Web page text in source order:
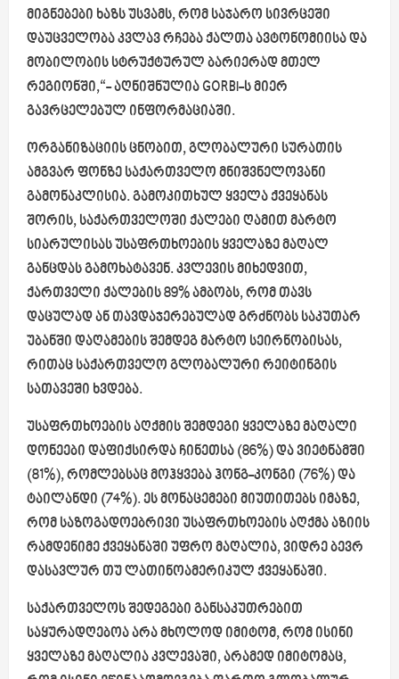
მიგნებები ხაზს უსვამს, რომ საჯარო სივრცეში
დაუცველობა კვლავ რჩება ქალთა ავტონომიისა და
მობილობის სტრუქტურულ ბარიერად მთელ
რეგიონში,“- აღნიშნულია GORBI-ს მიერ
გავრცელებულ ინფორმაციაში.
ორგანიზაციის ცნობით, გლობალური სურათის
ამგვარ ფონზე საქართველო მნიშვნელოვანი
გამონაკლისია. გამოკითხულ ყველა ქვეყანას
შორის, საქართველოში ქალები ღამით მარტო
სიარულისას უსაფრთხოების ყველაზე მაღალ
განცდას გამოხატავენ. კვლევის მიხედვით,
ქართველი ქალების 89% ამბობს, რომ თავს
დაცულად ან თავდაჯერებულად გრძნობს საკუთარ
უბანში დაღამების შემდეგ მარტო სეირნობისას,
რითაც საქართველო გლობალური რეიტინგის
სათავეში ხვდება.
უსაფრთხოების აღქმის შემდეგი ყველაზე მაღალი
დონეები დაფიქსირდა ჩინეთსა (86%) და ვიეტნამში
(81%), რომლებსაც მოჰყვება ჰონგ-კონგი (76%) და
ტაილანდი (74%). ეს მონაცემები მიუთითებს იმაზე,
რომ საზოგადოებრივი უსაფრთხოების აღქმა აზიის
რამდენიმე ქვეყანაში უფრო მაღალია, ვიდრე ბევრ
დასავლურ თუ ლათინოამერიკულ ქვეყანაში.
საქართველოს შედეგები განსაკუთრებით
საყურადღებოა არა მხოლოდ იმიტომ, რომ ისინი
ყველაზე მაღალია კვლევაში, არამედ იმიტომაც,